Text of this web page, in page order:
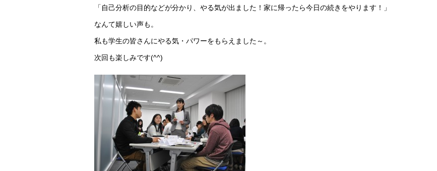
「自己分析の目的などが分かり、やる気が出ました！家に帰ったら今日の続きをやります！」
なんて嬉しい声も。
私も学生の皆さんにやる気・パワーをもらえました～。
次回も楽しみです(^^)